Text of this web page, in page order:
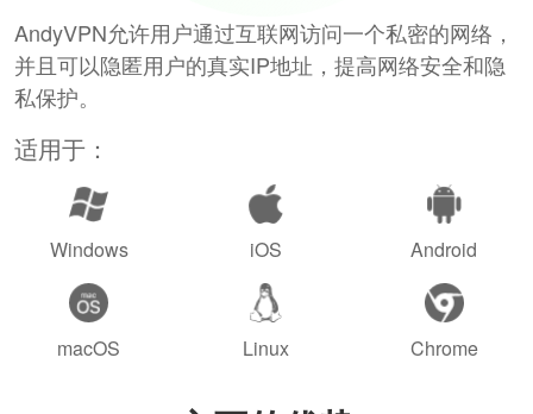
AndyVPN允许用户通过互联网访问一个私密的网络，
并且可以隐匿用户的真实IP地址，提高网络安全和隐
私保护。
适用于：
Windows iOS Android
macOS Linux Chrome